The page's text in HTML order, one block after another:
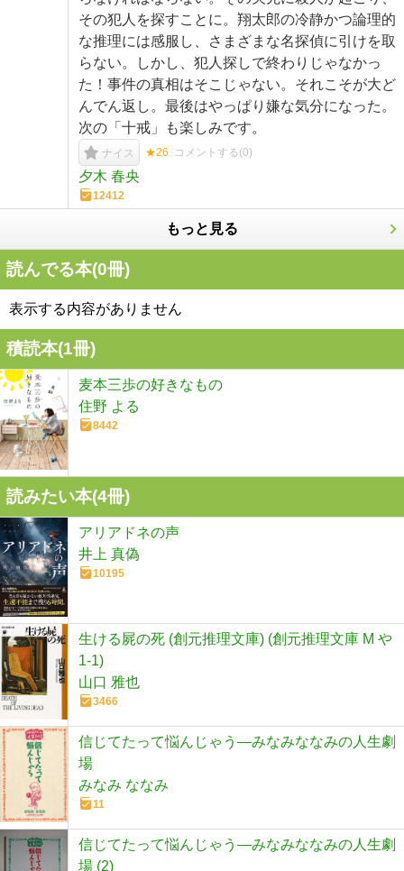
その犯人を探すことに。翔太郎の冷静かつ論理的
な推理には感服し、さまざまな名探偵に引けを取
らない。しかし、犯人探しで終わりじゃなかっ
た！事件の真相はそこじゃない。それこそが大ど
んでん返し。最後はやっぱり嫌な気分になった。
次の「十戒」も楽しみです。
ナイス ★26 コメントする(0)
夕木 春央
12412
もっと見る
読んでる本(0冊)
表示する内容がありません
積読本(1冊)
麦本三歩の好きなもの
住野 よる
8442
読みたい本(4冊)
アリアドネの声
井上 真偽
10195
生ける屍の死 (創元推理文庫) (創元推理文庫 M や
1-1)
山口 雅也
3466
信じてたって悩んじゃう―みなみななみの人生劇
場
みなみ ななみ
11
信じてたって悩んじゃう―みなみななみの人生劇
場 (2)